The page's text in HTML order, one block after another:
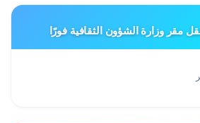
مقر وزارة الشؤون الثقافية فورًا